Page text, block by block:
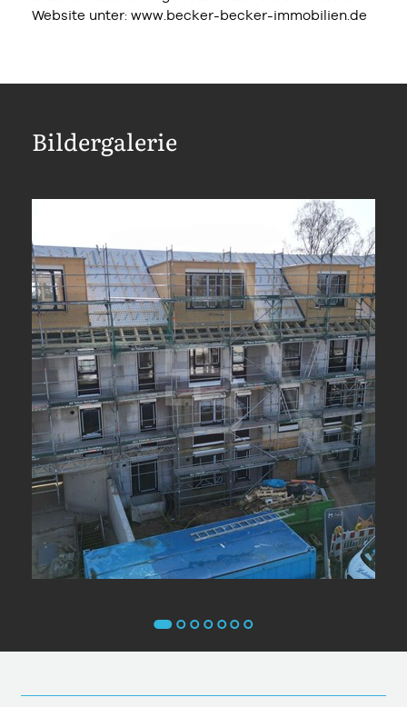
Website unter: www.becker-becker-immobilien.de
Bildergalerie